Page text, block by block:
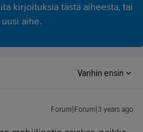
kirjoituksia tästä aiheesta, tai
aihe.
Vanhin ensin
Forum|Forum|3 years ago